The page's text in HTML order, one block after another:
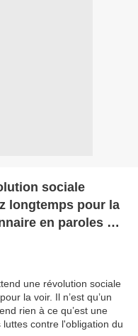
sociale
longtemps pour la
en paroles qui
luttes contre